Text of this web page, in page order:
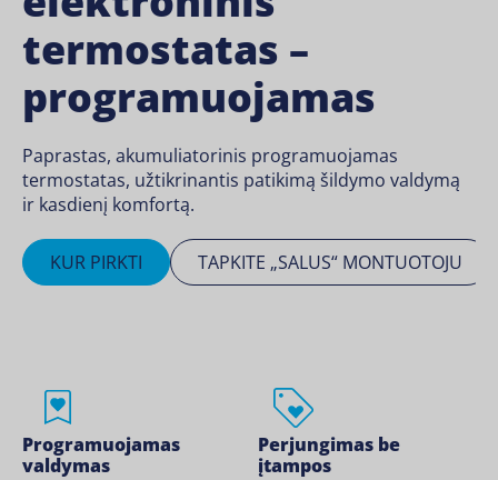
termostatas –
programuojamas
Paprastas, akumuliatorinis programuojamas
termostatas, užtikrinantis patikimą šildymo valdymą
ir kasdienį komfortą.
KUR PIRKTI TAPKITE „SALUS“ MONTUOTOJU
Programuojamas
valdymas
Perjungimas be
įtampos